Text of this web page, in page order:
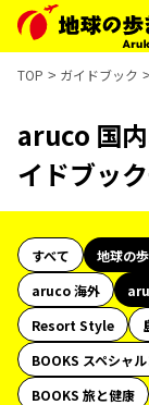
TOP ガイドブック
aruco 国
イドブッ
すべて 地球の
aruco 海外
Resort Style
BOOKS スペシャ
BOOKS 旅と健康